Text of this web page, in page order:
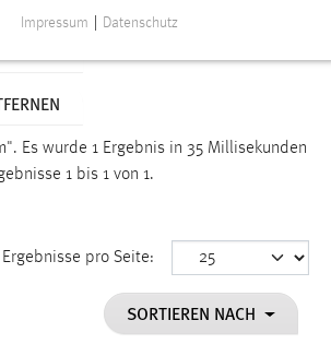
Es wurde 1 Ergebnis in 35 Millisekunden
1 bis 1 von 1.
Ergebnisse pro Seite:
SORTIEREN NACH
sind für die einwandfreie Funktion der
speichert die ausgewählten Einverständnis-
Impressum Datenschutz